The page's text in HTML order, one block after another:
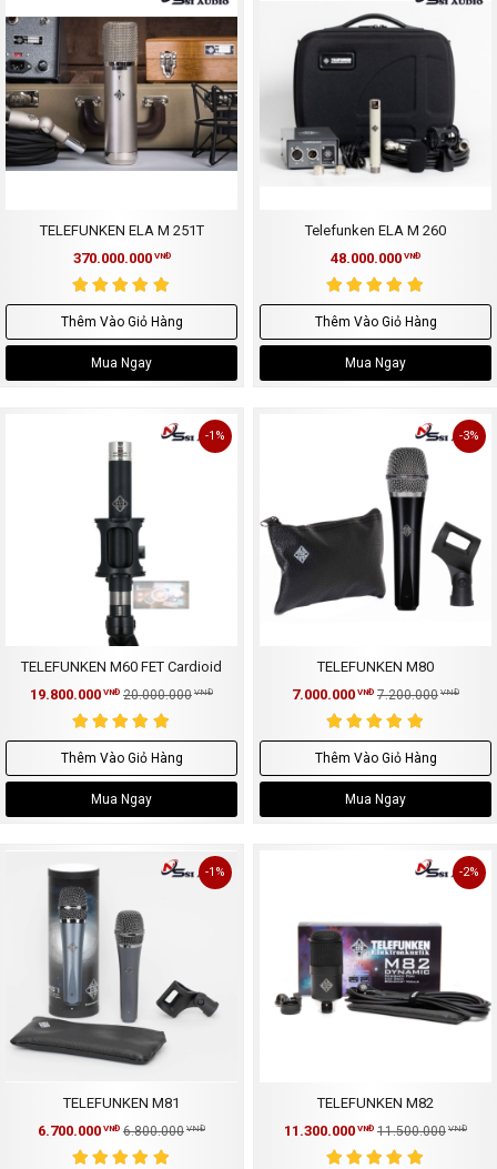
TELEFUNKEN ELA M 251T
370.000.000 VNĐ
Thêm Vào Giỏ Hàng
Mua Ngay
Telefunken ELA M 260
48.000.000 VNĐ
Thêm Vào Giỏ Hàng
Mua Ngay
TELEFUNKEN M60 FET Cardioid
19.800.000 VNĐ 20.000.000 VNĐ
-1%
Thêm Vào Giỏ Hàng
Mua Ngay
TELEFUNKEN M80
7.000.000 VNĐ 7.200.000 VNĐ
-3%
Thêm Vào Giỏ Hàng
Mua Ngay
TELEFUNKEN M81
6.700.000 VNĐ 6.800.000 VNĐ
-1%
TELEFUNKEN M82
11.300.000 VNĐ 11.500.000 VNĐ
-2%